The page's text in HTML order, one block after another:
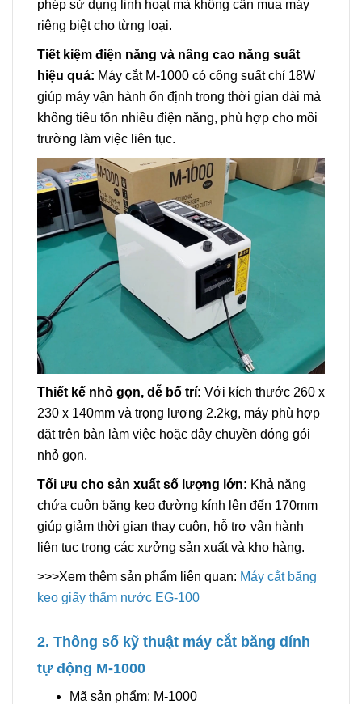
phép sử dụng linh hoạt mà không cần mua máy
riêng biệt cho từng loại.
Tiết kiệm điện năng và nâng cao năng suất
hiệu quả: Máy cắt M-1000 có công suất chỉ 18W
giúp máy vận hành ổn định trong thời gian dài mà
không tiêu tốn nhiều điện năng, phù hợp cho môi
trường làm việc liên tục.
Thiết kế nhỏ gọn, dễ bố trí: Với kích thước 260 x
230 x 140mm và trọng lượng 2.2kg, máy phù hợp
đặt trên bàn làm việc hoặc dây chuyền đóng gói
nhỏ gọn.
Tối ưu cho sản xuất số lượng lớn: Khả năng
chứa cuộn băng keo đường kính lên đến 170mm
giúp giảm thời gian thay cuộn, hỗ trợ vận hành
liên tục trong các xưởng sản xuất và kho hàng.
>>>Xem thêm sản phẩm liên quan: Máy cắt băng
keo giấy thấm nước EG-100
2. Thông số kỹ thuật máy cắt băng dính
tự động M-1000
Mã sản phẩm: M-1000